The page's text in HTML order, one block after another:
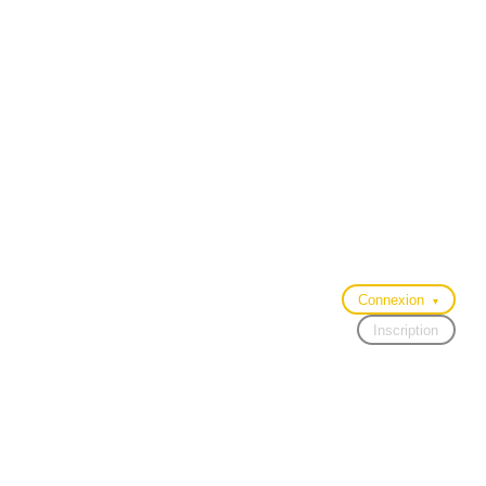
Connexion ▾
Inscription